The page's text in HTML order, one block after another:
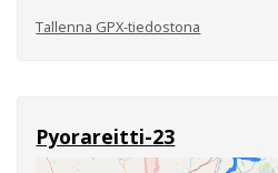
Tallenna GPX-tiedostona
Pyorareitti-23